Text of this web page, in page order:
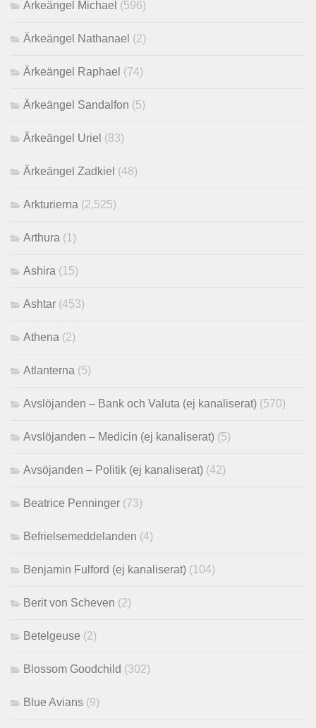
Ärkeängel Michael (596)
Ärkeängel Nathanael (2)
Ärkeängel Raphael (74)
Ärkeängel Sandalfon (5)
Ärkeängel Uriel (83)
Ärkeängel Zadkiel (48)
Arkturierna (2,525)
Arthura (1)
Ashira (15)
Ashtar (453)
Athena (2)
Atlanterna (5)
Avslöjanden – Bank och Valuta (ej kanaliserat) (570)
Avslöjanden – Medicin (ej kanaliserat) (5)
Avsöjanden – Politik (ej kanaliserat) (42)
Beatrice Penninger (73)
Befrielsemeddelanden (4)
Benjamin Fulford (ej kanaliserat) (104)
Berit von Scheven (2)
Betelgeuse (2)
Blossom Goodchild (302)
Blue Avians (9)